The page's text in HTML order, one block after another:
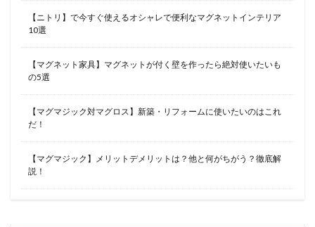
【ニトリ】で今すぐ使えるオシャレで便利なマグネットインテリア
10選
【マグネット家具】マグネットが付く壁を作ったら絶対使いたいも
の5選
【マグマジック対マグロス】新築・リフォームに使いたいのはこれ
だ！
【マグマジック】メリットデメリットは？他と何がちがう？徹底解
説！